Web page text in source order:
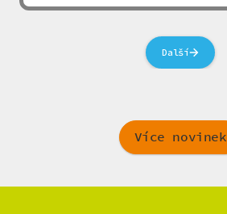
Další
Více novinek